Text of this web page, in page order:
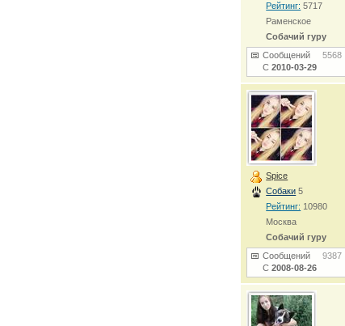
Рейтинг: 5717
Раменское
Собачий гуру
Сообщений5568
С2010-03-29
Spice
Собаки 5
Рейтинг: 10980
Москва
Собачий гуру
Сообщений9387
С2008-08-26